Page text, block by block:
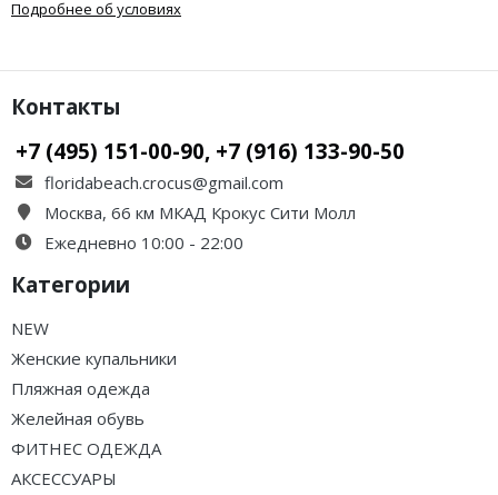
Подробнее об условиях
Контакты
+7 (495) 151-00-90, +7 (916) 133-90-50
floridabeach.crocus@gmail.com
Москва, 66 км МКАД Крокус Сити Молл
Ежедневно 10:00 - 22:00
Категории
NEW
Женские купальники
Пляжная одежда
Желейная обувь
ФИТНЕС ОДЕЖДА
АКСЕССУАРЫ